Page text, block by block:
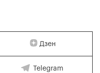
Дзен
Telegram